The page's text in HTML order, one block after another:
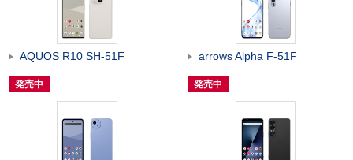
AQUOS R10 SH-51F
発売中
arrows Alpha F-51F
発売中